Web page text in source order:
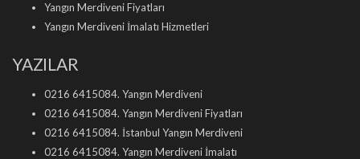
Yangın Merdiveni Fiyatları
Yangın Merdiveni İmalatı Hizmetleri
YAZILAR
0216 6415084. Yangın Merdiveni
0216 6415084. Yangın Merdiveni Fiyatları
0216 6415084. İstanbul Yangın Merdiveni
0216 6415084. Yangın Merdiveni İmalatı